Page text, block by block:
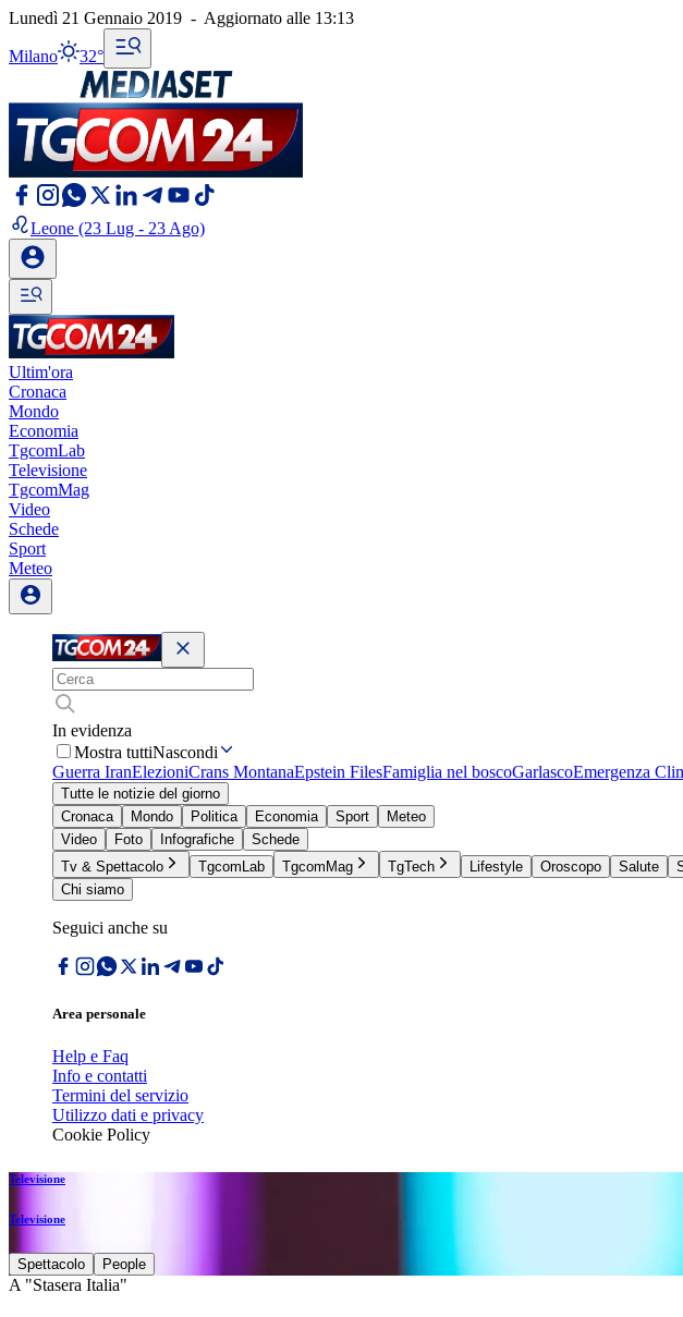
Lunedì 21 Gennaio 2019 - Aggiornato alle 13:13
Milano 32°
Leone (23 Lug - 23 Ago)
Ultim'ora
Cronaca
Mondo
Economia
TgcomLab
Televisione
TgcomMag
Video
Schede
Sport
Meteo
In evidenza
Mostra tuttiNascondi
Guerra IranElezioniCrans MontanaEpstein FilesFamiglia nel boscoGarlascoEmergenza
Tutte le notizie del giorno
Cronaca
Mondo Politica Economia Sport
Meteo
Video
Foto Infografiche
Schede
Tv & Spettacolo
TgcomLab TgcomMag TgTech Lifestyle Oroscopo Salute
Chi siamo
Seguici anche su
Area personale
Help e Faq
Info e contatti
Termini del servizio
Utilizzo dati e privacy
Cookie Policy
Televisione
Televisione
Spettacolo People
A "Stasera Italia"